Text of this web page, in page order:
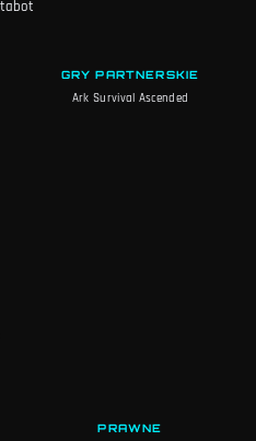
GRY PARTNERSKIE
Ark Survival Ascended
PRAWNE